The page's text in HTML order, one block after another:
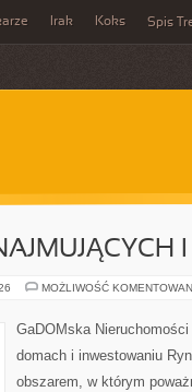
Irak Koks Spis
MOŻLIWOŚĆ
GaDOMska
domach i inwestowaniu
obszarem, w którym